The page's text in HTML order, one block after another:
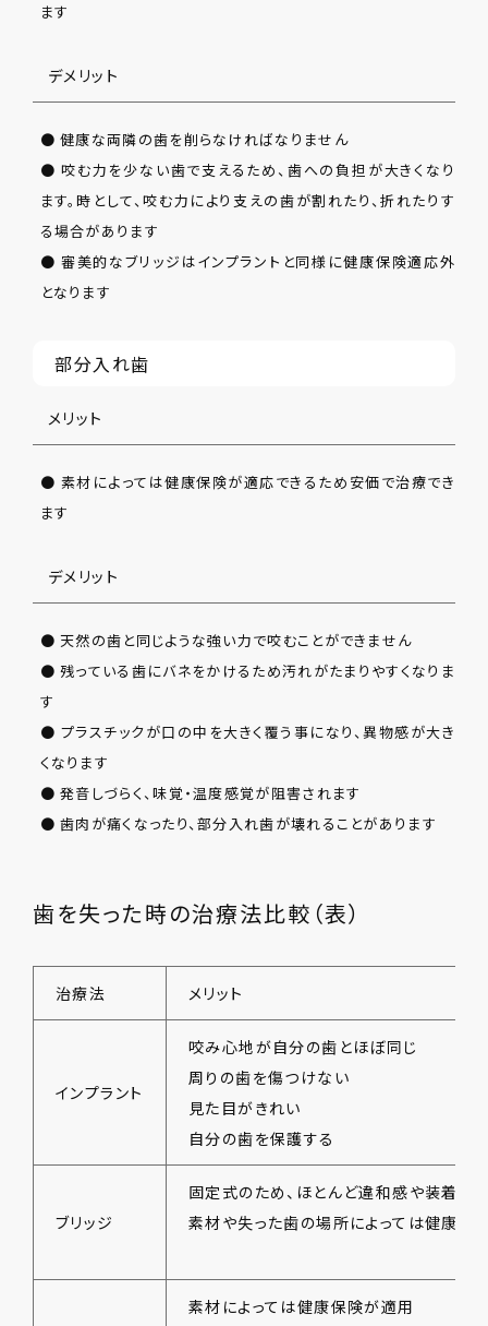
ます
デメリット
● 健康な両隣の歯を削らなければなりません
● 咬む力を少ない歯で支えるため、歯への負担が大きくなり
ます。時として、咬む力により支えの歯が割れたり、折れたりす
る場合があります
● 審美的なブリッジはインプラントと同様に健康保険適応外
となります
部分入れ歯
メリット
● 素材によっては健康保険が適応できるため安価で治療でき
ます
デメリット
● 天然の歯と同じような強い力で咬むことができません
● 残っている歯にバネをかけるため汚れがたまりやすくなりま
す
● プラスチックが口の中を大きく覆う事になり、異物感が大き
くなります
● 発音しづらく、味覚・温度感覚が阻害されます
● 歯肉が痛くなったり、部分入れ歯が壊れることがあります
歯を失った時の治療法比較（表）
治療法 メリット
インプラント
咬み心地が自分の歯とほぼ同じ
周りの歯を傷つけない
見た目がきれい
自分の歯を保護する
ブリッジ
固定式のため、ほとんど違和感や装着感
素材や失った歯の場所によっては健康保
素材によっては健康保険が適用